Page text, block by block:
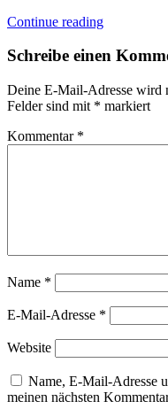
Continue reading
Schreibe einen
Deine E-Mail-Adresse wird
Felder sind mit * markiert
Kommentar *
Name *
E-Mail-Adresse *
Website
Name, E-Mail-Adresse
meinen nächsten